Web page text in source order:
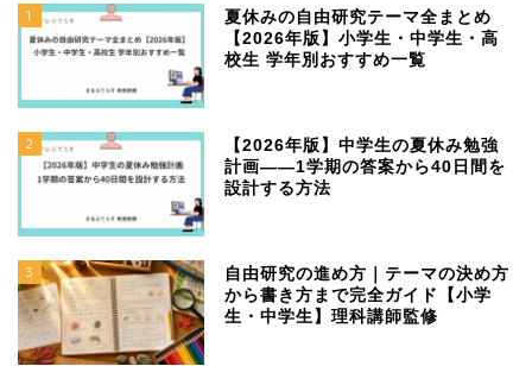
1
夏休みの自由研究テーマ全まとめ
【2026年版】小学生・中学生・高
校生 学年別おすすめ一覧
2
【2026年版】中学生の夏休み勉強
計画——1学期の答案から40日間を
設計する方法
3
自由研究の進め方｜テーマの決め方
から書き方まで完全ガイド【小学
生・中学生】理科講師監修